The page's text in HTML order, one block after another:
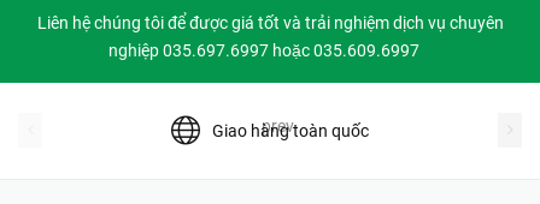
Liên hệ chúng tôi để được giá tốt và trải nghiệm dịch vụ chuyên
nghiệp 035.697.6997 hoặc 035.609.6997
Giao hàng toàn quốc
prev